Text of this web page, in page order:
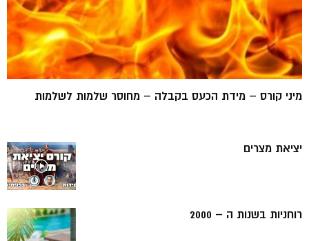
מיני קורס – מידת הכעס בקבלה – מחוסר שלמות לשלמות
יציאת מצרים
רוחניות בשנות ה – 2000